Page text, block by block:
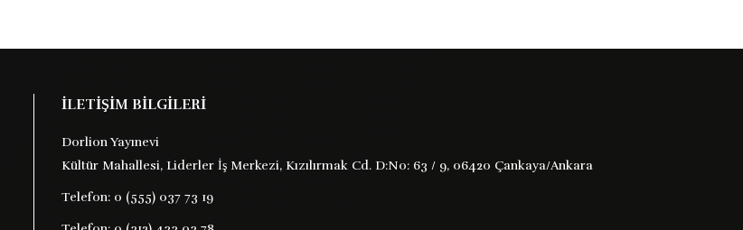
İLETİŞİM BİLGİLERİ
Dorlion Yayınevi
Kültür Mahallesi, Liderler İş Merkezi, Kızılırmak Cd. D:No: 63 / 9, 06420 Çankaya/Ankara
Telefon:0 (555) 037 73 19